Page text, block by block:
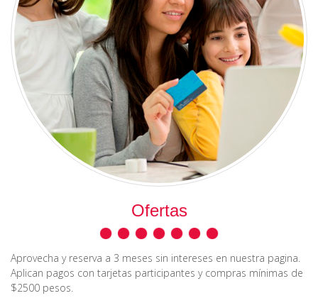
Ofertas
Aprovecha y reserva a 3 meses sin intereses en nuestra pagina.
Aplican pagos con tarjetas participantes y compras mínimas de
$2500 pesos.